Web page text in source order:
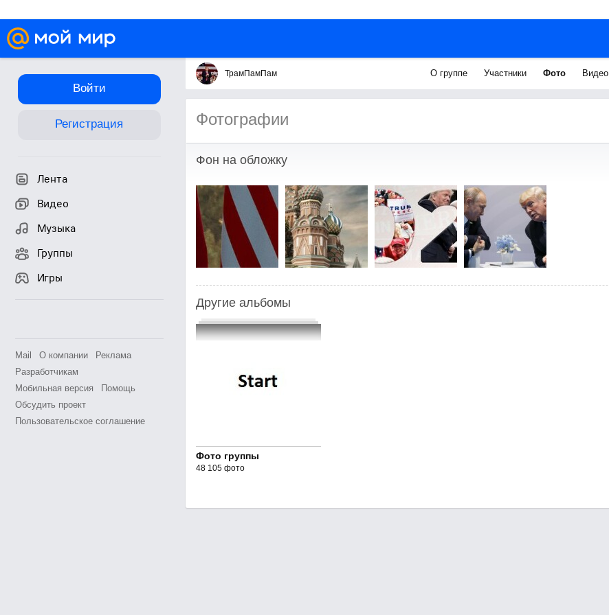
Войти
Регистрация
Лента
Видео
Музыка
Группы
Игры
Mail О компании
Реклама
Разработчикам
Мобильная версия
Помощь
Обсудить проект
Пользовательское соглашение
ТрамПамПам О группе Участники Фото Видео
Фотографии
Фон на обложку
Другие альбомы
Фото группы
48 105 фото